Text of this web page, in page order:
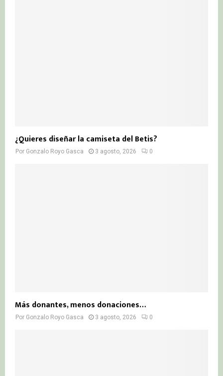
¿Quieres diseñar la camiseta del Betis?
Por Gonzalo Royo Gasca 3 agosto, 2026 0
Más donantes, menos donaciones…
Por Gonzalo Royo Gasca 3 agosto, 2026 0